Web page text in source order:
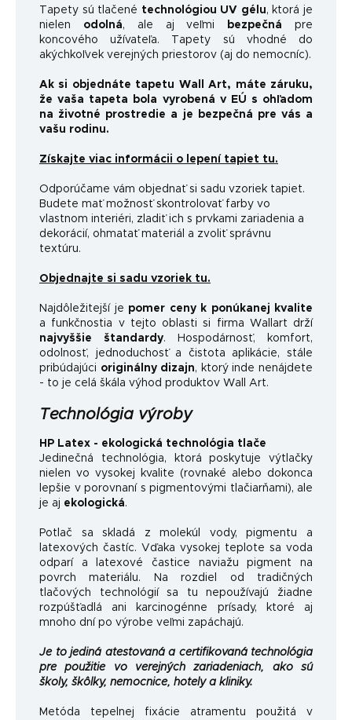
Tapety sú tlačené technológiou UV gélu, ktorá je
nielen odolná, ale aj veľmi bezpečná pre
koncového užívateľa. Tapety sú vhodné do
akýchkoľvek verejných priestorov (aj do nemocníc).
Ak si objednáte tapetu Wall Art, máte záruku,
že vaša tapeta bola vyrobená v EÚ s ohľadom
na životné prostredie a je bezpečná pre vás a
vašu rodinu.
Získajte viac informácii o lepení tapiet tu.
Odporúčame vám objednať si sadu vzoriek tapiet.
Budete mať možnosť skontrolovať farby vo
vlastnom interiéri, zladiť ich s prvkami zariadenia a
dekorácií, ohmatať materiál a zvoliť správnu
textúru.
Objednajte si sadu vzoriek tu.
Najdôležitejší je pomer ceny k ponúkanej kvalite
a funkčnostia v tejto oblasti si firma Wallart drží
najvyššie štandardy. Hospodárnosť, komfort,
odolnosť, jednoduchosť a čistota aplikácie, stále
pribúdajúci originálny dizajn, ktorý inde nenájdete
- to je celá škála výhod produktov Wall Art.
Technológia výroby
HP Latex - ekologická technológia tlače
Jedinečná technológia, ktorá poskytuje výtlačky
nielen vo vysokej kvalite (rovnaké alebo dokonca
lepšie v porovnaní s pigmentovými tlačiarňami), ale
je aj ekologická.
Potlač sa skladá z molekúl vody, pigmentu a
latexových častíc. Vďaka vysokej teplote sa voda
odparí a latexové častice naviažu pigment na
povrch materiálu. Na rozdiel od tradičných
tlačových technológií sa tu nepoužívajú žiadne
rozpúšťadlá ani karcinogénne prísady, ktoré aj
mnoho dní po výrobe veľmi zapáchajú.
Je to jediná atestovaná a certifikovaná technológia
pre použitie vo verejných zariadeniach, ako sú
školy, škôlky, nemocnice, hotely a kliniky.
Metóda tepelnej fixácie atramentu použitá v